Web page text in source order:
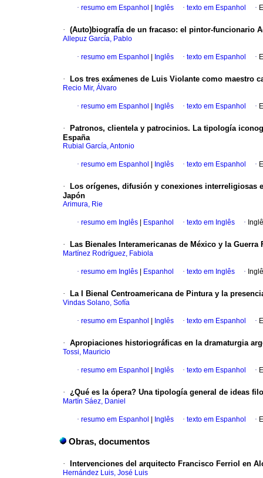
· resumo em Espanhol Inglês · texto em Espanhol ·
· (Auto)biografía de un fracaso: el pintor-funcionario
Allepuz García, Pablo
· resumo em Espanhol Inglês · texto em Espanhol ·
· Los tres exámenes de Luis Violante como maestro
Recio Mir, Álvaro
· resumo em Espanhol Inglês · texto em Espanhol ·
·
Patronos, clientela y patrocinios. La tipología
España
Rubial García, Antonio
· resumo em Espanhol Inglês · texto em Espanhol ·
·
Los orígenes, difusión y conexiones interreligiosas
Japón
Arimura, Rie
· resumo em Inglês Espanhol · texto em Inglês ·
· Las Bienales Interamericanas de México y la Guerra
Martínez Rodríguez, Fabiola
· resumo em Inglês Espanhol · texto em Inglês ·
· La I Bienal Centroamericana de Pintura y la
Vindas Solano, Sofía
· resumo em Espanhol Inglês · texto em Espanhol ·
· Apropiaciones historiográficas en la dramaturgia
Tossi, Mauricio
· resumo em Espanhol Inglês · texto em Espanhol ·
· ¿Qué es la ópera? Una tipología general de ideas
Martín Sáez, Daniel
· resumo em Espanhol Inglês · texto em Espanhol ·
Obras, documentos
· Intervenciones del arquitecto Francisco Ferriol en
Hernández Luis, José Luis